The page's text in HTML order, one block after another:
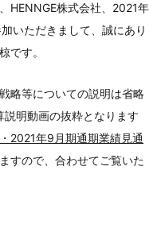
HENNGE株式会社、2021年
いただきまして、誠にあり
です。
略等についての説明は省略
明動画の抜粋となります
2021年9月期通期業績見通
すので、合わせてご覧いた